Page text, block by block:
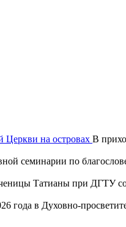
Церкви на островах В
семинарии по
Татианы при ДГТУ
года в Духовно-